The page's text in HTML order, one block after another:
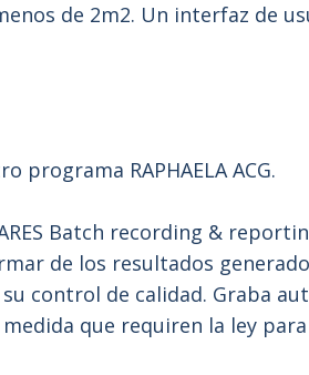
de 2m2. Un interfaz de
programa RAPHAELA ACG.
Batch recording &
de los resultados
control de calidad. Graba
que requiren la ley